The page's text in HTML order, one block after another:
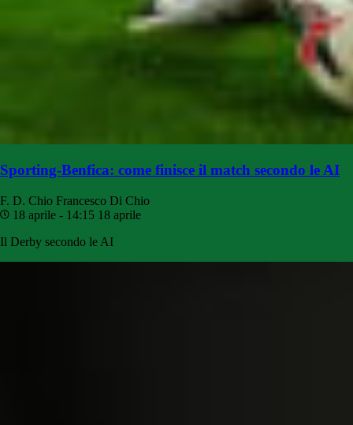
Sporting-Benfica: come finisce il match secondo le AI
F. D. Chio Francesco Di Chio
18 aprile - 14:15 18 aprile
Il Derby secondo le AI